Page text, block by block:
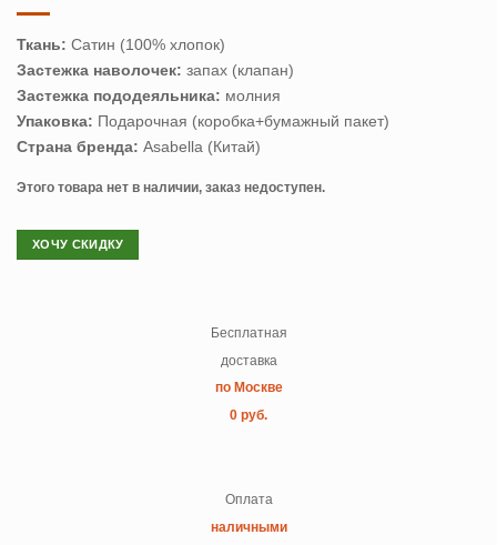
Ткань: Сатин (100% хлопок)
Застежка наволочек: запах (клапан)
Застежка пододеяльника: молния
Упаковка: Подарочная (коробка+бумажный пакет)
Страна бренда: Asabella (Китай)
Этого товара нет в наличии, заказ недоступен.
ХОЧУ СКИДКУ
Бесплатная
доставка
по Москве
0 руб.
Оплата
наличными